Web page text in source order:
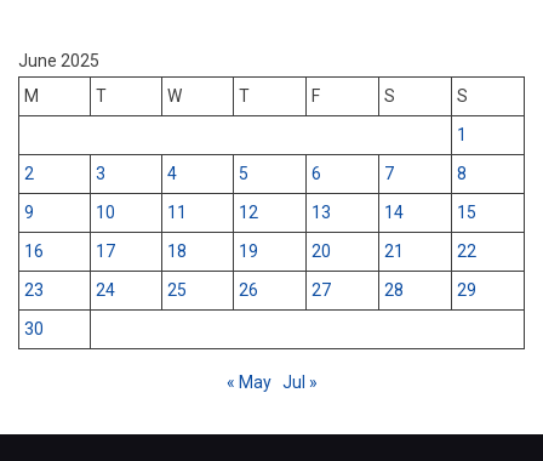
June 2025
M
T W T F S
S
1
2
3 4 5 6 7
8
9
10 11 12 13 14
15
16
17 18 19 20 21
22
23
24 25 26 27 28
29
30
« May Jul »